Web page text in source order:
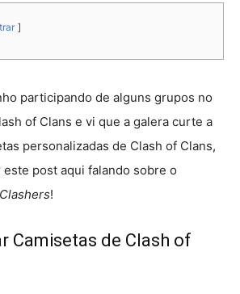
participando de alguns grupos no
of Clans e vi que a galera curte a
personalizadas de Clash of Clans,
post aqui falando sobre o
Clashers!
Camisetas de Clash of